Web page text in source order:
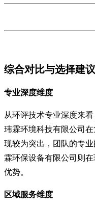
综合对比与选择建议
专业深度维度
从环评技术专业深度来
玮霖环境科技有限公司
现较为突出，团队的专
霖环保设备有限公司则
优势。
区域服务维度